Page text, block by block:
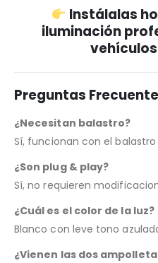
Instálalas
iluminación
Preguntas
¿Necesitan balastro?
Sí, funcionan con el balastro
¿Son plug & play?
Sí, no requieren
¿Cuál es el color de la luz?
Blanco con leve tono
¿Vienen las dos